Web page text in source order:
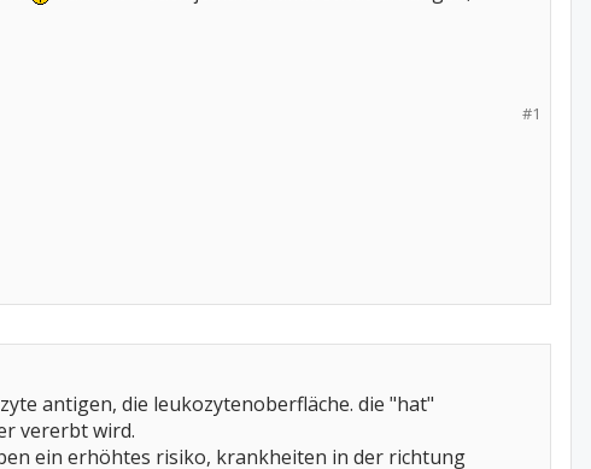
#1
antigen, die leukozytenoberfläche. die "hat"
vererbt wird.
ein erhöhtes risiko, krankheiten in der richtung